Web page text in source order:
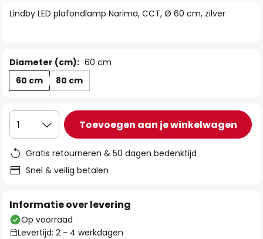
de
Lindby LED plafondlamp Narima, CCT, Ø 60 cm, zilver
Diameter (cm): 60 cm
60 cm
80 cm
1 Toevoegen aan je winkelwagen
Gratis retourneren & 50 dagen bedenktijd
Snel & veilig betalen
Informatie over levering
Op voorraad
Levertijd: 2 - 4 werkdagen